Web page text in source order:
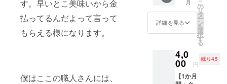
す。早いとこ美味いから金
払ってるんだよって言って
もらえる様になります。
僕はここの職人さんには、
み！ ★
今回の
パスは
ング限
定デザ
イン ※
１年間
とがな
い人
に、お
試しで
ご利用
けるお
得なチ
ケット
です。
月
詳細を見る
こ
の
リ
タ
ー
ン
を
選
択
す
る
4,0
00 円
残り45
【1か月